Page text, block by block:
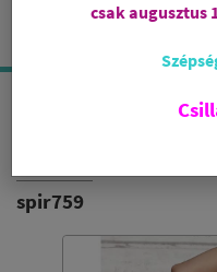
BIO NŐI JÓGATOP
spir759
csak augusztus